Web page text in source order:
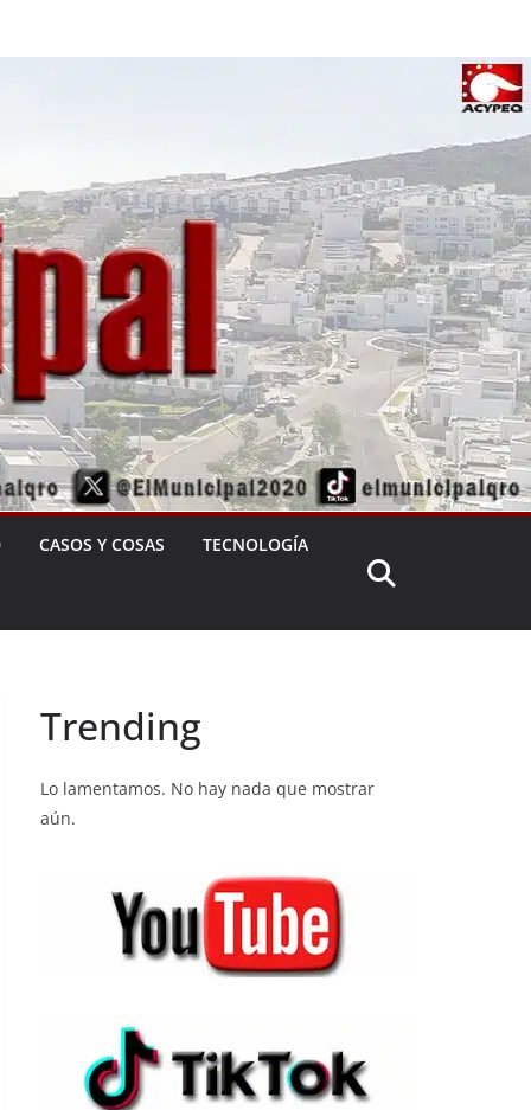
CASOS Y COSAS TECNOLOGÍA
Trending
Lo lamentamos. No hay nada que mostrar
aún.